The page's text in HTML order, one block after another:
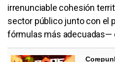
irrenunciable cohesión
sector público junto con el
fórmulas más adecuadas—